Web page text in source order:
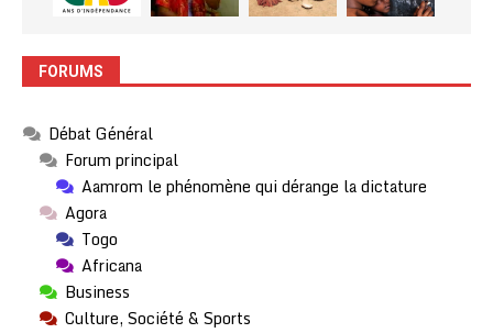
FORUMS
Débat Général
Forum principal
Aamrom le phénomène qui dérange la dictature
Agora
Togo
Africana
Business
Culture, Société & Sports